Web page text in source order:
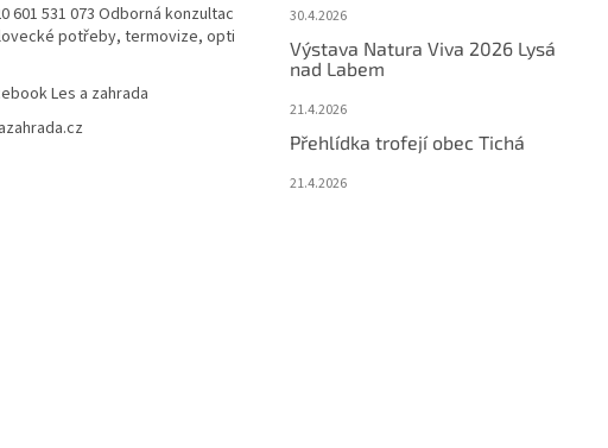
601 531 073 Odborná konzultac
potřeby, termovize, opti
Les a zahrada
30.4.2026
Výstava Natura Viva 2026 Lysá
nad Labem
21.4.2026
Přehlídka trofejí obec Tichá
21.4.2026